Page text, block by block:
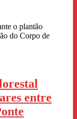
o plantão
do Corpo de
entre